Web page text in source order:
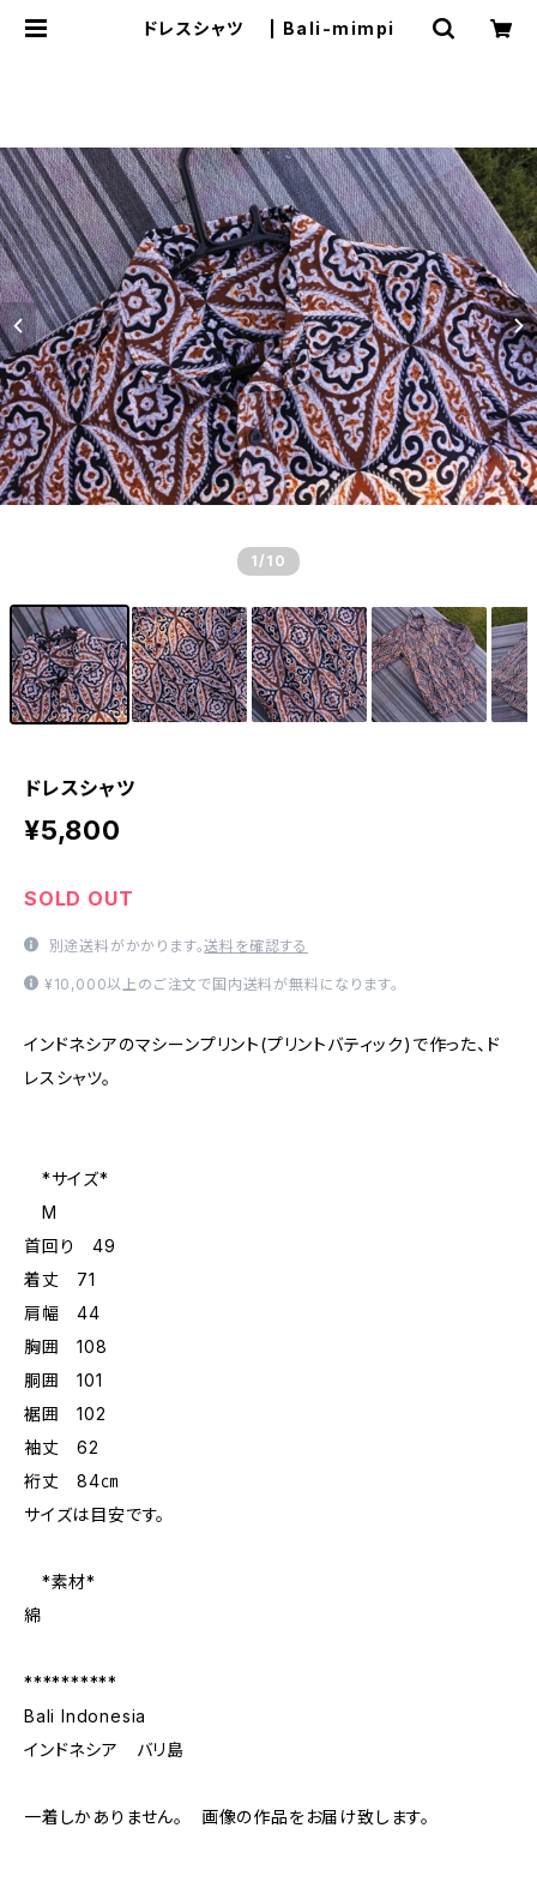
ドレスシャツ | Bali-mimpi
1 /10
ドレスシャツ
¥5,800
SOLD OUT
別途送料がかかります。送料を確認する
¥10,000以上のご注文で国内送料が無料になります。
インドネシアのマシーンプリント(プリントバティック)で作った、ド
レスシャツ。
*サイズ*
M
首回り 49
着丈 71
肩幅 44
胸囲 108
胴囲 101
裾囲 102
袖丈 62
裄丈 84㎝
サイズは目安です。
*素材*
綿
**********
Bali Indonesia
インドネシア バリ島
一着しかありません。 画像の作品をお届け致します。